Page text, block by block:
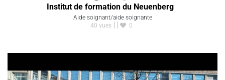
Institut de formation du Neuenberg
Aide soignant/aide soignante
40 vues
0